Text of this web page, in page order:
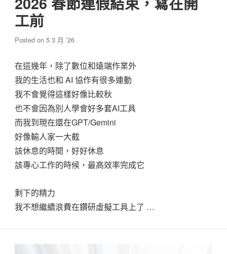
工前
Posted on5 3 月 ’26
在這幾年，除了數位和遠端作業外
我的生活也和 AI 協作有很多連動
我不會覺得這樣好像比較秋
也不會因為別人學會好多套AI工具
而我到現在還在GPT/Gemini
好像輸人家一大截
該休息的時間，好好休息
該專心工作的時候，最高效率完成它
剩下的精力
我不想繼續浪費在鑽研虛擬工具上了 …